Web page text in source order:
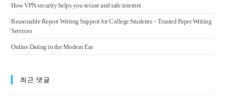
How VPN security helps you secure and safe internet
Reasonable Report Writing Support for College Students – Trusted Paper Writing
Services
Online Dating in the Modern Era
최근 댓글